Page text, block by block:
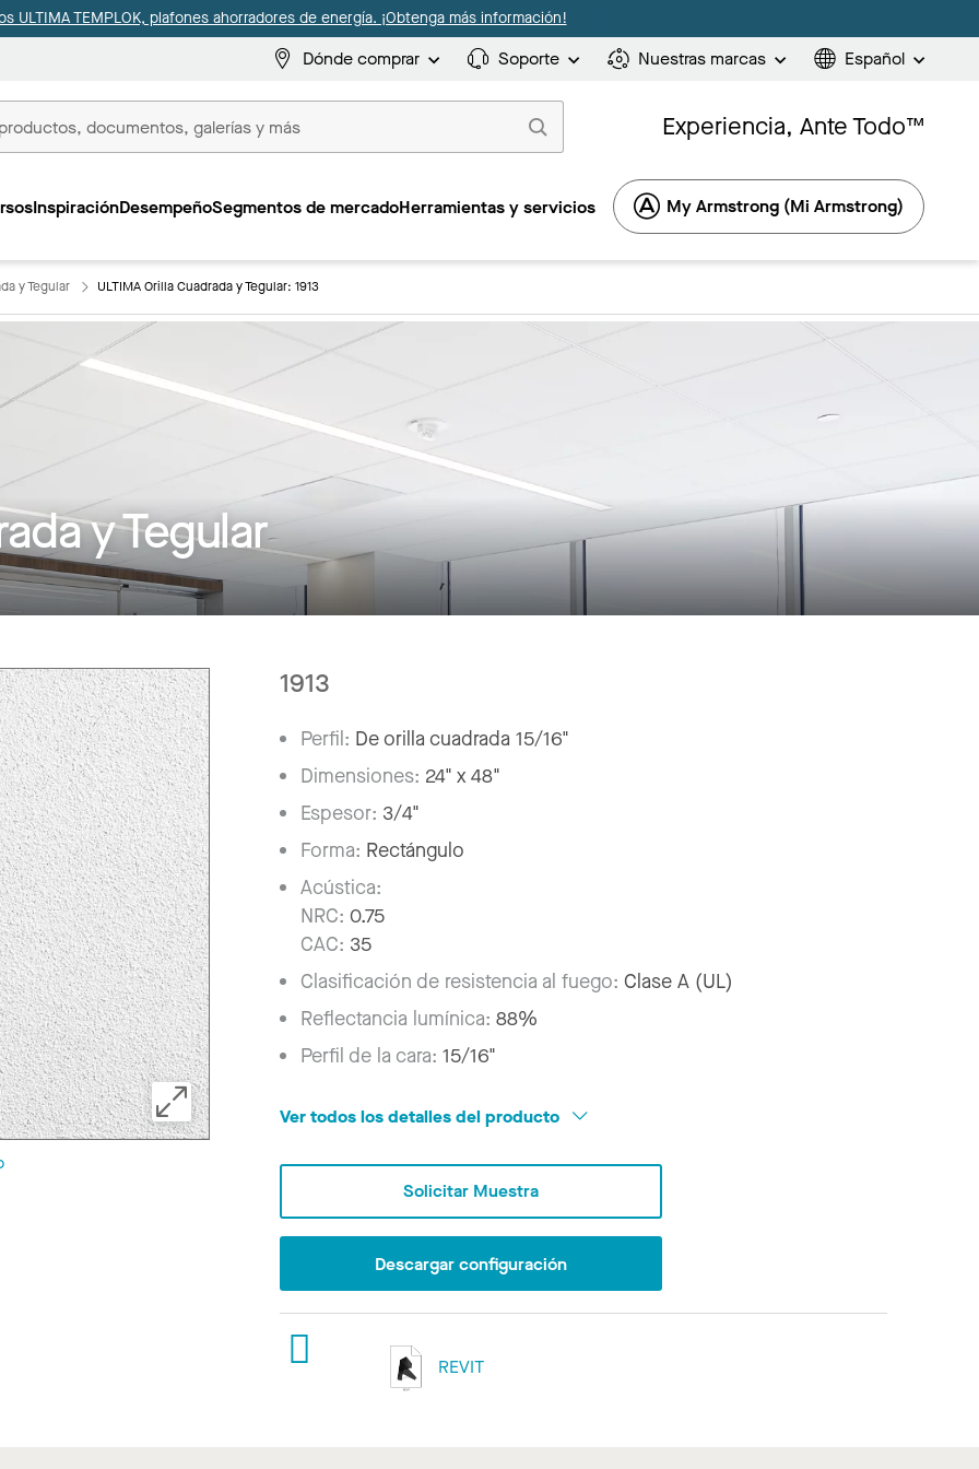
ULTIMA TEMPLOK, plafones ahorradores de energía. ¡Obtenga más información!
Dónde comprar Soporte Nuestras marcas Español
Experiencia, Ante Todo™
InspiraciónDesempeñoSegmentos de mercadoHerramientas y servicios My Armstrong (Mi Armstrong)
y Tegular ULTIMA Orilla Cuadrada y Tegular: 1913
y Tegular
1913
Perfil: De orilla cuadrada 15/16"
Dimensiones: 24" x 48"
Espesor: 3/4"
Forma: Rectángulo
Acústica:
NRC: 0.75
CAC: 35
Clasificación de resistencia al fuego:Clase A (UL)
Reflectancia lumínica:88%
Perfil de la cara:15/16"
Ver todos los detalles del producto
Solicitar Muestra
Descargar configuración
REVIT